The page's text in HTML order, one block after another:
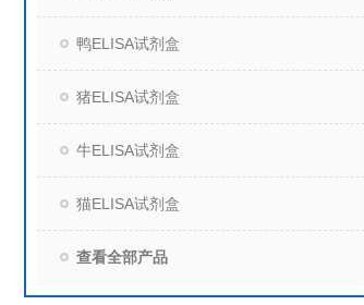
鸭ELISA试剂盒
猪ELISA试剂盒
牛ELISA试剂盒
猫ELISA试剂盒
查看全部产品